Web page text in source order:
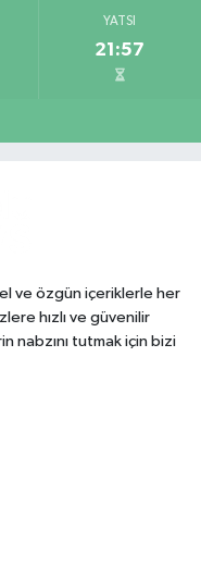
YATSI
21:57
ve özgün içeriklerle her
hızlı ve güvenilir
nabzını tutmak için bizi